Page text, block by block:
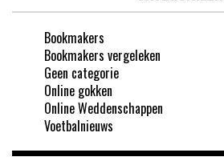
Bookmakers
Bookmakers vergeleken
Geen categorie
Online gokken
Online Weddenschappen
Voetbalnieuws